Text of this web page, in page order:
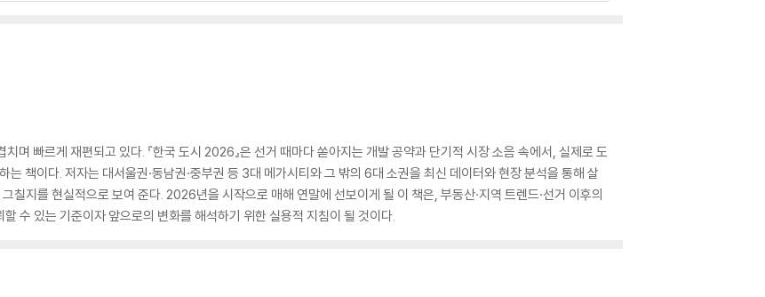
며 빠르게 재편되고 있다. 『한국 도시 2026』은 선거 때마다 쏟아지는 개발 공약과 단기적 시장 소음 속에서, 실제로 도
책이다. 저자는 대서울권·동남권·중부권 등 3대 메가시티와 그 밖의 6대 소권을 최신 데이터와 현장 분석을 통해 살
칠지를 현실적으로 보여 준다. 2026년을 시작으로 매해 연말에 선보이게 될 이 책은, 부동산·지역 트렌드·선거 이후의
수 있는 기준이자 앞으로의 변화를 해석하기 위한 실용적 지침이 될 것이다.